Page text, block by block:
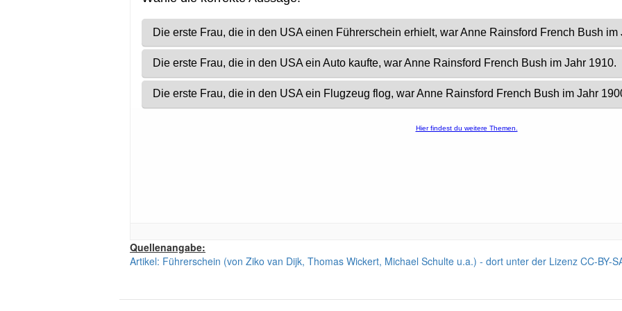
Quellenangabe:
Artikel: Führerschein (von Ziko van Dijk, Thomas Wickert, Michael Schulte u.a.) - dort unter der Lizenz CC-BY-